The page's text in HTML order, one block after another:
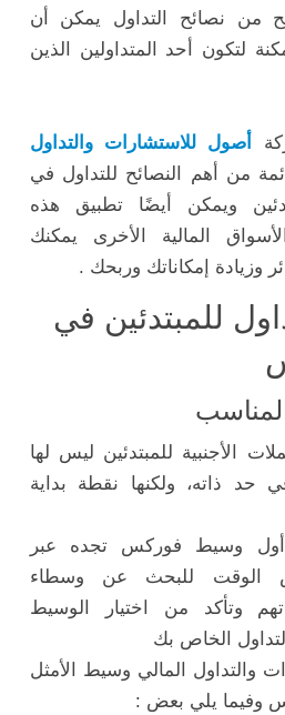
من نصائح التداول يمكن أن
لتكون أحد المتداولين الذين
أصول للاستشارات والتداول
من أهم النصائح للتداول في
ويمكن أيضًا تطبيق هذه
المالية الأخرى يمكنك
وزيادة إمكاناتك وربحك .
للمبتدئين في
الأجنبية للمبتدئين ليس لها
حد ذاته، ولكنها نقطة بداية
وسيط فوركس تجده عبر
الوقت للبحث عن وسطاء
وتأكد من اختيار الوسيط
الخاص بك
والتداول المالي وسيط الأمثل
وفيما يلي بعض :